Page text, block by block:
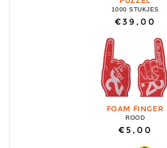
1000 STUKJES
€39,00
FOAM FINGER
ROOD
€5,00